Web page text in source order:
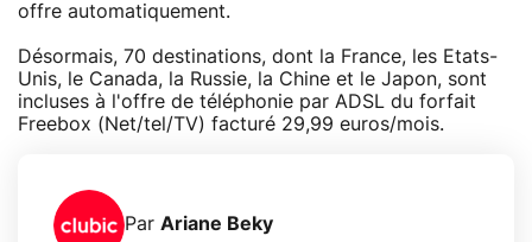
offre automatiquement.
Désormais, 70 destinations, dont la France, les Etats-
Unis, le Canada, la Russie, la Chine et le Japon, sont
incluses à l'offre de téléphonie par ADSL du forfait
Freebox (Net/tel/TV) facturé 29,99 euros/mois.
Par Ariane Beky